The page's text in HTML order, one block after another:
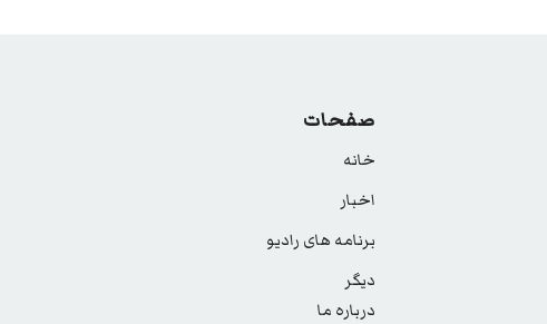
صفحات
خانه
اخبار
برنامه های رادیو
دیگر
درباره ما